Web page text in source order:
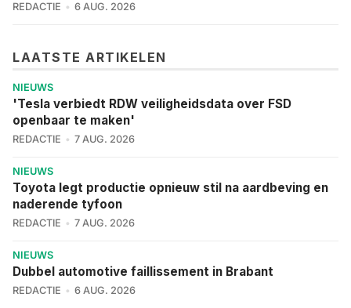
REDACTIE 6 AUG. 2026
LAATSTE ARTIKELEN
NIEUWS
'Tesla verbiedt RDW veiligheidsdata over FSD
openbaar te maken'
REDACTIE 7 AUG. 2026
NIEUWS
Toyota legt productie opnieuw stil na aardbeving en
naderende tyfoon
REDACTIE 7 AUG. 2026
NIEUWS
Dubbel automotive faillissement in Brabant
REDACTIE 6 AUG. 2026